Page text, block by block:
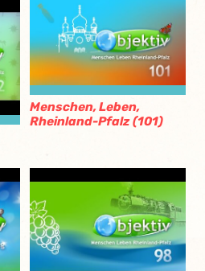
Menschen, Leben,
Rheinland-Pfalz (101)